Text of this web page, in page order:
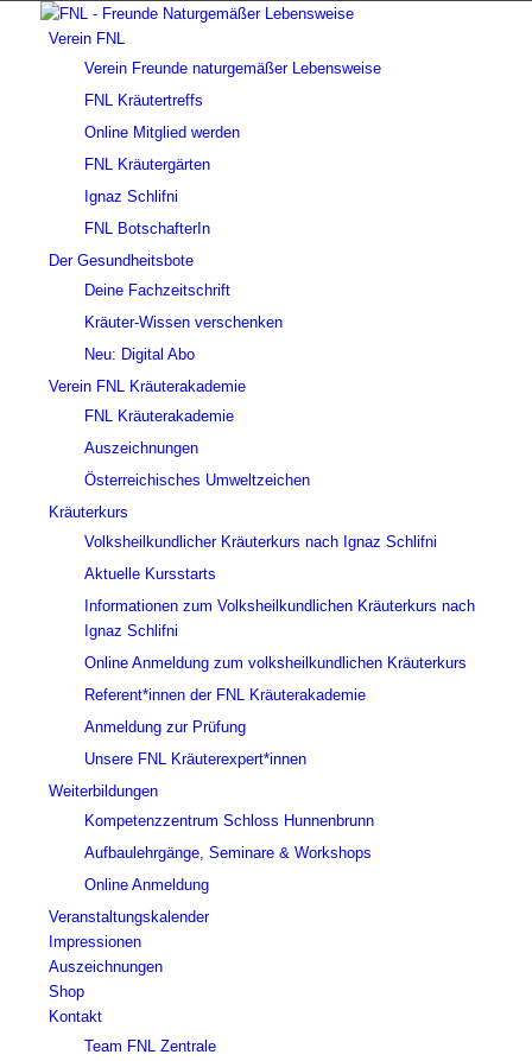
Verein FNL
Verein Freunde naturgemäßer Lebensweise
FNL Kräutertreffs
Online Mitglied werden
FNL Kräutergärten
Ignaz Schlifni
FNL BotschafterIn
Der Gesundheitsbote
Deine Fachzeitschrift
Kräuter-Wissen verschenken
Neu: Digital Abo
Verein FNL Kräuterakademie
FNL Kräuterakademie
Auszeichnungen
Österreichisches Umweltzeichen
Kräuterkurs
Volksheilkundlicher Kräuterkurs nach Ignaz Schlifni
Aktuelle Kursstarts
Informationen zum Volksheilkundlichen Kräuterkurs nach
Ignaz Schlifni
Online Anmeldung zum volksheilkundlichen Kräuterkurs
Referent*innen der FNL Kräuterakademie
Anmeldung zur Prüfung
Unsere FNL Kräuterexpert*innen
Weiterbildungen
Kompetenzzentrum Schloss Hunnenbrunn
Aufbaulehrgänge, Seminare & Workshops
Online Anmeldung
Veranstaltungskalender
Impressionen
Auszeichnungen
Shop
Kontakt
Team FNL Zentrale